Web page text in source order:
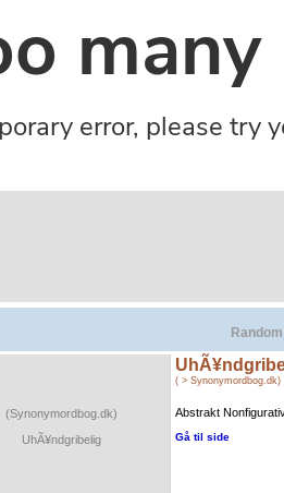
(Synonymordbog.dk)
UhÃ¥ndgribelig
( > Synonymordbog.dk)
Abstrakt
Gå til side